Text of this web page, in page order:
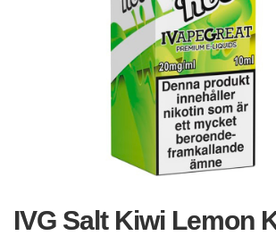
IVG Salt Kiwi Lemon